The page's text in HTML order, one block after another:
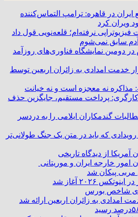
در قاهره: ترامپ التماس‌کننده
ویران کرد
است فیزیوتراپی نرفته‌ام؛ قلعه‌نویی قول داد
سابق نمی‌شوم
در دومین نمایشگاه فناوری‌های روزآمد
بیش از ۵۵ هزار خدمت امدادی به زائران اربعین توسط
مذاکره نه معجزه است و نه خیانت
پرداخت مستقیم، جایگزین حذف
گندمکاران ایلامی را به دردسر
رویدادی که باید در متن یک جنگ طولانی‌تر
آمریکا از دیدگاه تاریخی
امور خارجه ایران و موریتانی
پیکان شد
۲۰۲۶ آغاز شد